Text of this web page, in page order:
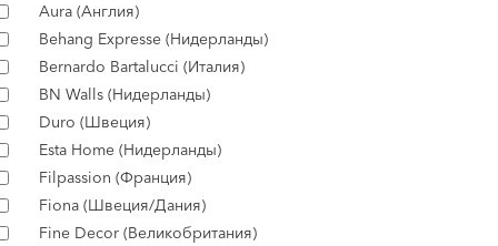
Aura (Англия)
Behang Expresse (Нидерланды)
Bernardo Bartalucci (Италия)
BN Walls (Нидерланды)
Duro (Швеция)
Esta Home (Нидерланды)
Filpassion (Франция)
Fiona (Швеция/Дания)
Fine Decor (Великобритания)